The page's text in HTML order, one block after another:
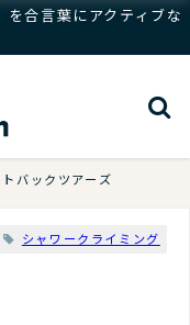
を合言葉にアクティブな
バックツアーズ
シャワークライミング